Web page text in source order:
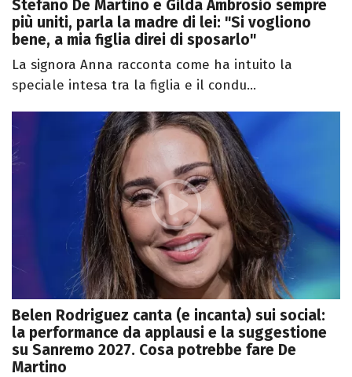
Stefano De Martino e Gilda Ambrosio sempre
più uniti, parla la madre di lei: "Si vogliono
bene, a mia figlia direi di sposarlo"
La signora Anna racconta come ha intuito la
speciale intesa tra la figlia e il condu...
Belen Rodriguez canta (e incanta) sui social:
la performance da applausi e la suggestione
su Sanremo 2027. Cosa potrebbe fare De
Martino